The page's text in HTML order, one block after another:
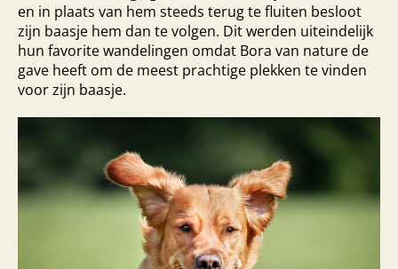
en in plaats van hem steeds terug te fluiten besloot
zijn baasje hem dan te volgen. Dit werden uiteindelijk
hun favorite wandelingen omdat Bora van nature de
gave heeft om de meest prachtige plekken te vinden
voor zijn baasje.